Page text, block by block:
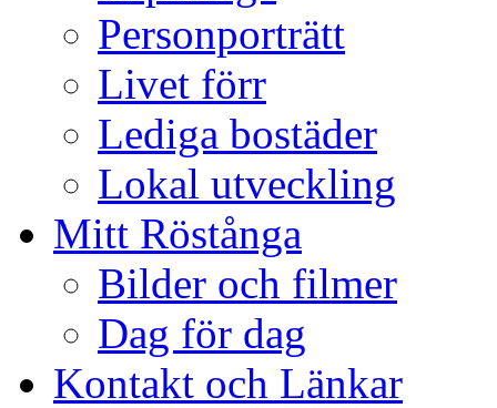
Personporträtt
Livet förr
Lediga bostäder
Lokal utveckling
Mitt Röstånga
Bilder och filmer
Dag för dag
Kontakt och Länkar